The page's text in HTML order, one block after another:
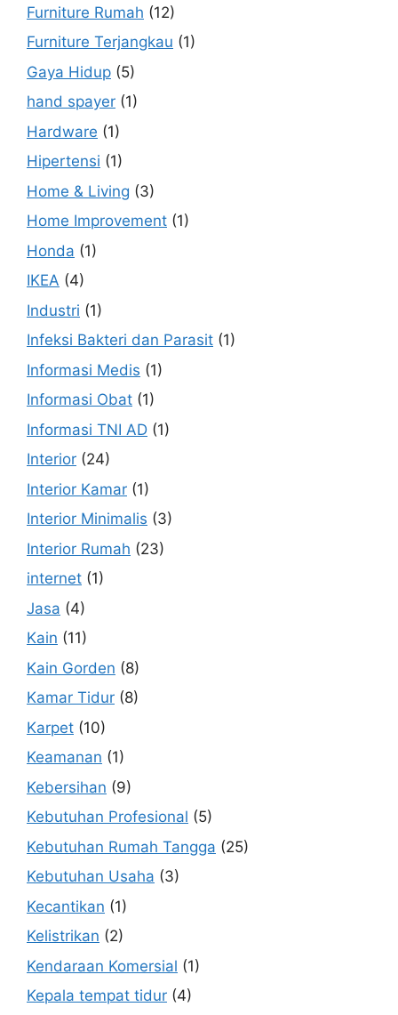
Furniture Rumah (12)
Furniture Terjangkau (1)
Gaya Hidup (5)
hand spayer (1)
Hardware (1)
Hipertensi (1)
Home & Living (3)
Home Improvement (1)
Honda (1)
IKEA (4)
Industri (1)
Infeksi Bakteri dan Parasit (1)
Informasi Medis (1)
Informasi Obat (1)
Informasi TNI AD (1)
Interior (24)
Interior Kamar (1)
Interior Minimalis (3)
Interior Rumah (23)
internet (1)
Jasa (4)
Kain (11)
Kain Gorden (8)
Kamar Tidur (8)
Karpet (10)
Keamanan (1)
Kebersihan (9)
Kebutuhan Profesional (5)
Kebutuhan Rumah Tangga (25)
Kebutuhan Usaha (3)
Kecantikan (1)
Kelistrikan (2)
Kendaraan Komersial (1)
Kepala tempat tidur (4)